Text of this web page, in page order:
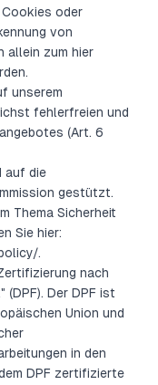
oder
von
allein zum hier
unserem
fehlerfreien und
(Art. 6
auf die
gestützt.
Thema Sicherheit
Sie hier:
.
nach
(DPF). Der DPF ist
Union und
in den
DPF zertifizierte